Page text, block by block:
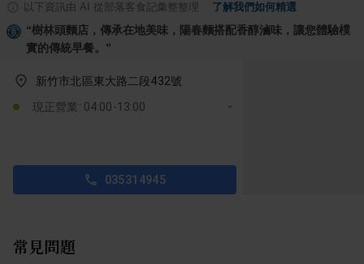
以下資訊由 AI 從部落客食記彙整整理 了解我們如何精選
“樹林頭麵店，傳承在地美味，陽春麵搭配香醇滷味，讓您體驗樸
實的傳統早餐。 ”
新竹市北區東大路二段432號
現正營業: 04:00-13:00
035314945
常見問題